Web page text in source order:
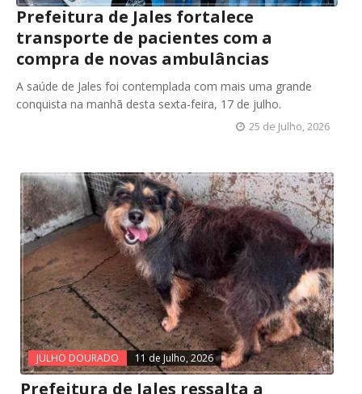
Prefeitura de Jales fortalece
transporte de pacientes com a
compra de novas ambulâncias
A saúde de Jales foi contemplada com mais uma grande
conquista na manhã desta sexta-feira, 17 de julho.
25 de Julho, 2026
JULHO DOURADO 11 de Julho, 2026
Prefeitura de Jales ressalta a